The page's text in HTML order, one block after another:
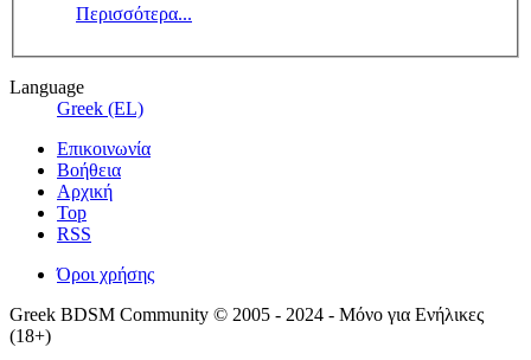
Περισσότερα...
Language
Greek (EL)
Επικοινωνία
Βοήθεια
Αρχική
Top
RSS
Όροι χρήσης
Greek BDSM Community © 2005 - 2024 - Μόνο για Ενήλικες
(18+)